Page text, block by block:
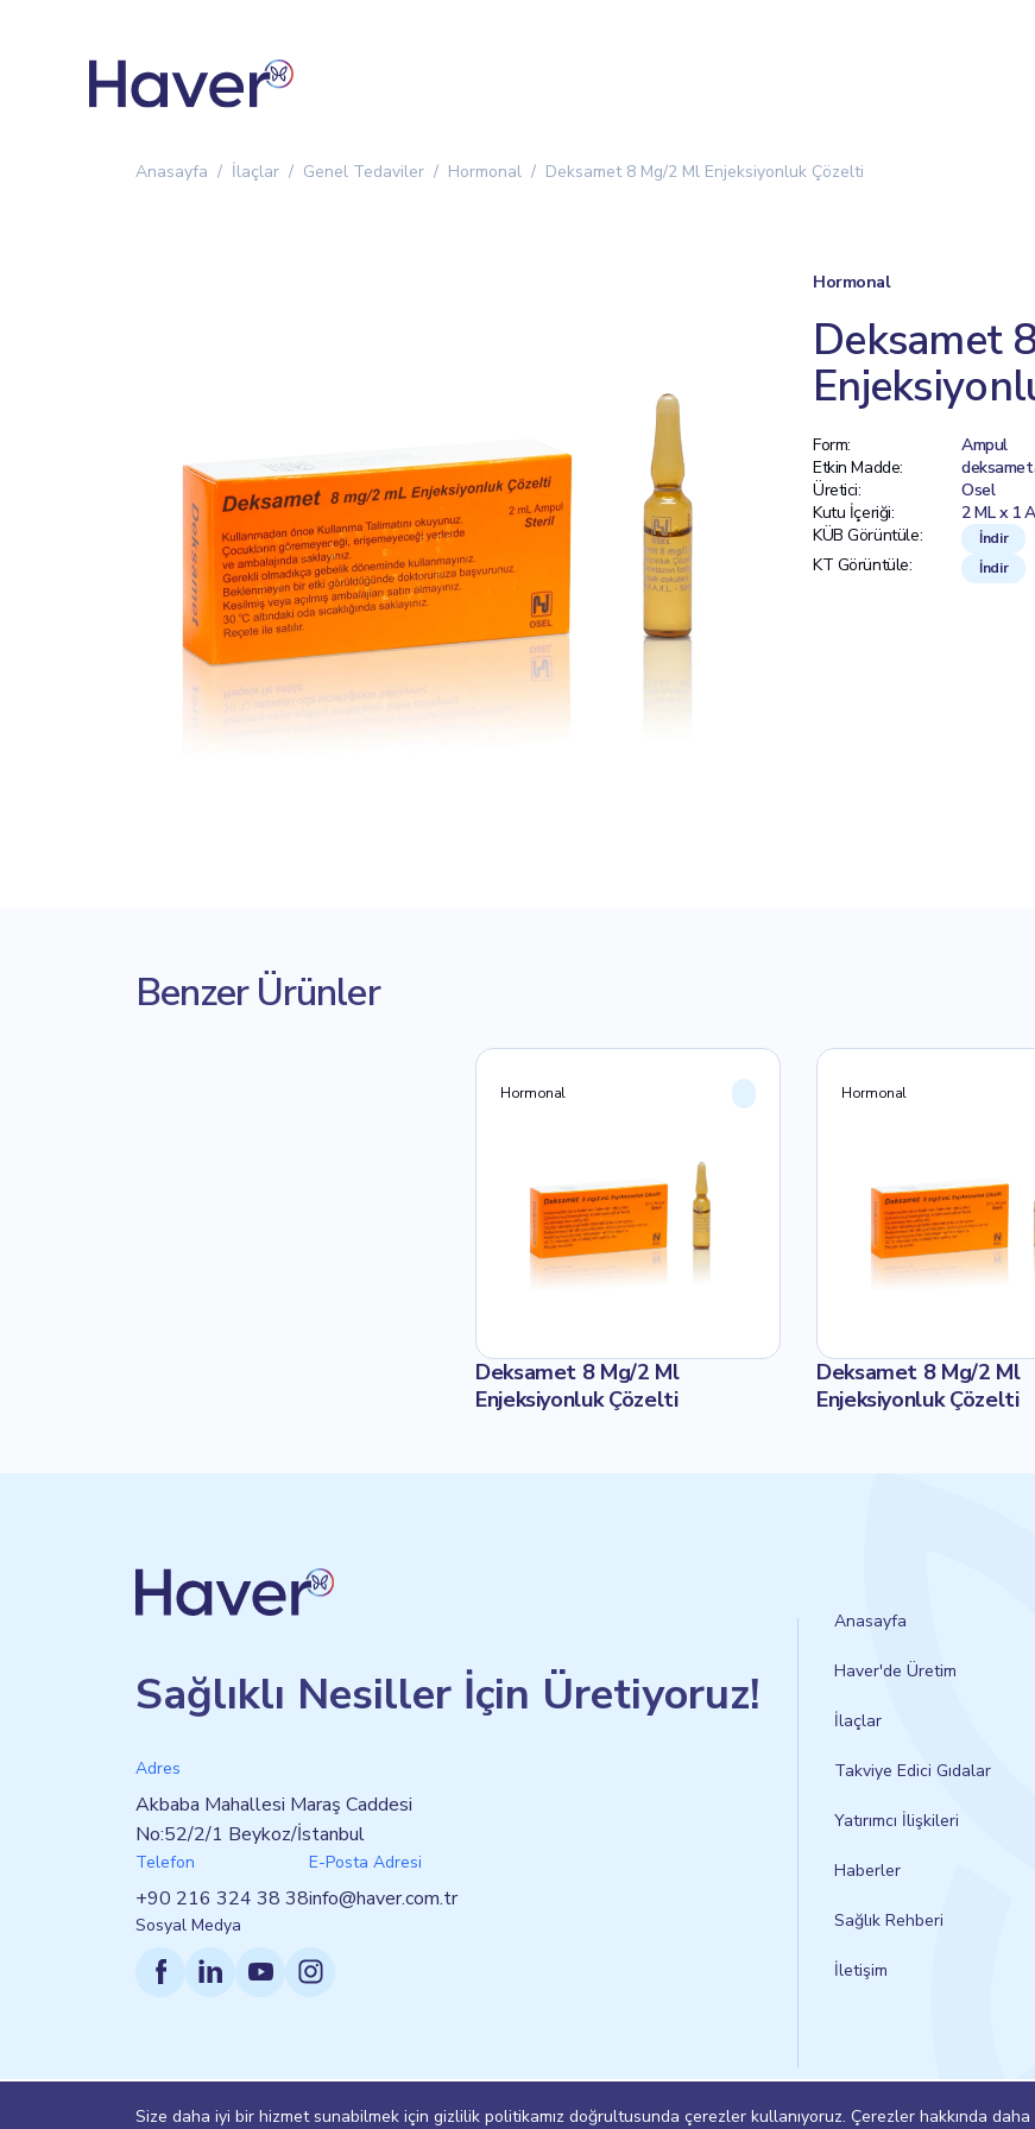
Anasayfa İlaçlar Genel Tedaviler Hormonal Deksamet 8 Mg/2 Ml Enjeksiyonluk Çözelti
Hormonal
Deksamet
Form:
Ampul
Etkin Madde:
Üretici:
Osel
Kutu İçeriği:
2 ML x 1
KÜB Görüntüle:
İndir
KT Görüntüle: İndir
Benzer Ürünler
Hormonal
Deksamet 8 Mg/2 Ml
Enjeksiyonluk Çözelti
Hormonal
Deksamet 8 Mg/2 Ml
Enjeksiyonluk Çözelti
Sağlıklı Nesiller İçin Üretiyoruz!
Adres
Akbaba Mahallesi Maraş Caddesi
No:52/2/1 Beykoz/İstanbul
Telefon
+90 216 324 38 38
E-Posta Adresi
info@haver.com.tr
Sosyal Medya
Anasayfa
Haver'de Üretim
İlaçlar
Takviye Edici Gıdalar
Yatırımcı İlişkileri
Haberler
Sağlık Rehberi
İletişim
Size daha iyi bir hizmet sunabilmek için gizlilik politikamız doğrultusunda çerezler kullanıyoruz. Çerezler hakkında